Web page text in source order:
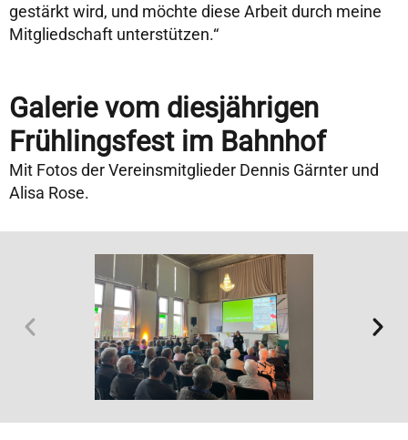
gestärkt wird, und möchte diese Arbeit durch meine
Mitgliedschaft unterstützen.“
Galerie vom diesjährigen
Frühlingsfest im Bahnhof
Mit Fotos der Vereinsmitglieder Dennis Gärnter und
Alisa Rose.